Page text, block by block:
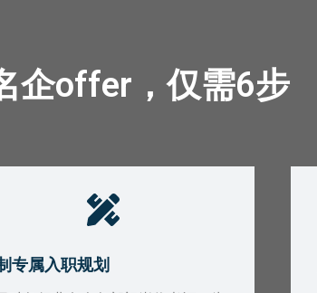
企offer，仅需6步
专属入职规划